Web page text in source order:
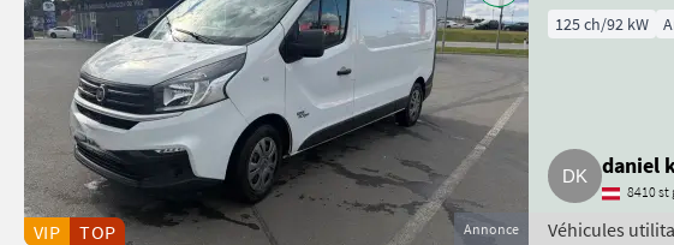
Annonce
VIP TOP
125 ch/92 kW
daniel
8410 st
Véhicules